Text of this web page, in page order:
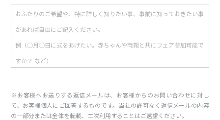
※お客様へお送りする返信メールは、お客様からのお問い合わせに対し
て、お客様個人にご回答するものです。当社の許可なく返信メールの内容
の一部分または全体を転載、二次利用することはご遠慮ください。